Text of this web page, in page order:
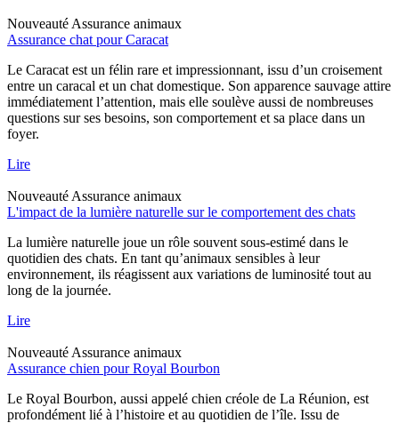
Nouveauté Assurance animaux
Assurance chat pour Caracat
Le Caracat est un félin rare et impressionnant, issu d’un croisement
entre un caracal et un chat domestique. Son apparence sauvage attire
immédiatement l’attention, mais elle soulève aussi de nombreuses
questions sur ses besoins, son comportement et sa place dans un
foyer.
Lire
Nouveauté Assurance animaux
L'impact de la lumière naturelle sur le comportement des chats
La lumière naturelle joue un rôle souvent sous-estimé dans le
quotidien des chats. En tant qu’animaux sensibles à leur
environnement, ils réagissent aux variations de luminosité tout au
long de la journée.
Lire
Nouveauté Assurance animaux
Assurance chien pour Royal Bourbon
Le Royal Bourbon, aussi appelé chien créole de La Réunion, est
profondément lié à l’histoire et au quotidien de l’île. Issu de